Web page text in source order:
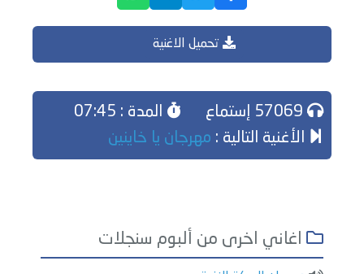
تحميل الاغنية
المدة : 07:45
الأغنية التالية : مهرجان يا خاينين
اغاني اخرى من ألبوم سنجلات